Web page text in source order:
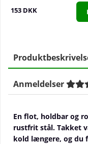
153 DKK
Anmeldelser
En flot, holdbar og
rustfrit stål. Takket
kold længere, og du